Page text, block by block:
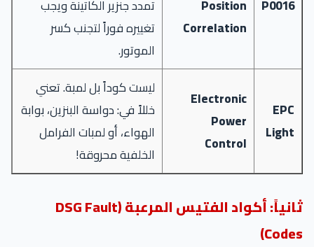
P0016
Position
Correlation
تمدد جنزير الكاتينة ويجب
تغييره فوراً لتجنب كسر
الموتور.
EPC
Light
Electronic
Power
Control
ليست كوداً بل لمبة. تعني
خللاً في: دواسة البنزين، بوابة
الهواء، أو لمبات الفرامل
الخلفية محروقة!
ثانياً: أكواد الفتيس المرعبة (DSG Fault
Codes)